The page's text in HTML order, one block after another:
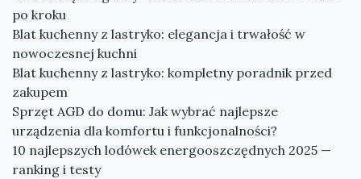
po kroku
Blat kuchenny z lastryko: elegancja i trwałość w
nowoczesnej kuchni
Blat kuchenny z lastryko: kompletny poradnik przed
zakupem
Sprzęt AGD do domu: Jak wybrać najlepsze
urządzenia dla komfortu i funkcjonalności?
10 najlepszych lodówek energooszczędnych 2025 —
ranking i testy